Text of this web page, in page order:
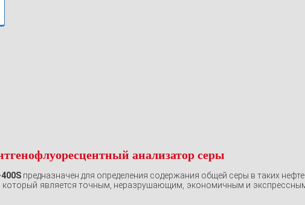
анализатор серы
400S предназначен для определения содержания общей серы в таких
который является точным, неразрушающим, экономичным и